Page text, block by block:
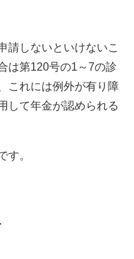
請しないといけないこ
は第120号の1 ～7の診
これには例外が有り障
して年金が認められる
す。